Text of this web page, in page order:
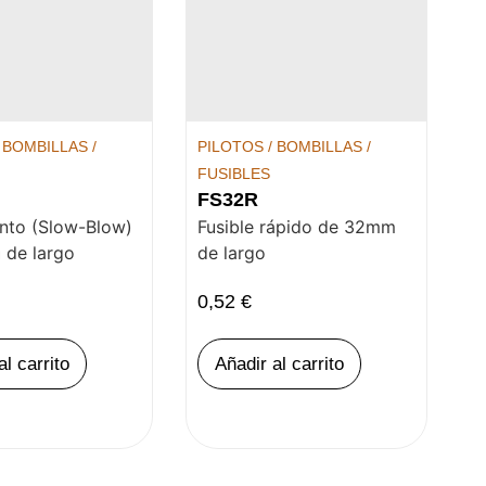
/
(Slow-Blow)
de largo
carrito
PILOTOS / BOMBILLAS /
FUSIBLES
FS32R
Fusible rápido de 32mm
de largo
0,52 €
Añadir al carrito